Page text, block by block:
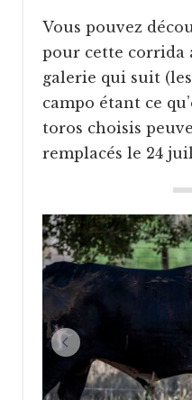
Vous pouvez
pour cette corrida
galerie qui suit
campo étant ce
toros choisis
remplacés le 24